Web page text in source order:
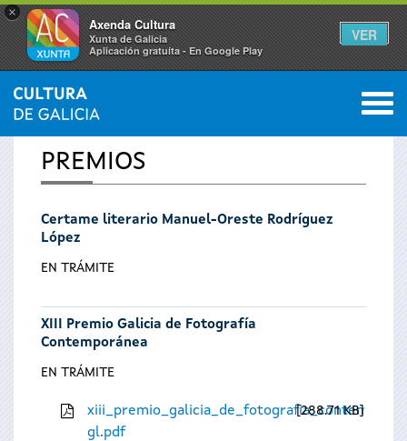
×
Axenda Cultura
Xunta de Galicia
Aplicación gratuíta - En Google Play
VER
Vostede
está
aquí
INICIO 0
PREMIOS
Certame literario Manuel-Oreste Rodríguez
López
EN TRÁMITE
XIII Premio Galicia de Fotografía
Contemporánea
EN TRÁMITE
gl.pdf
288.71 KB